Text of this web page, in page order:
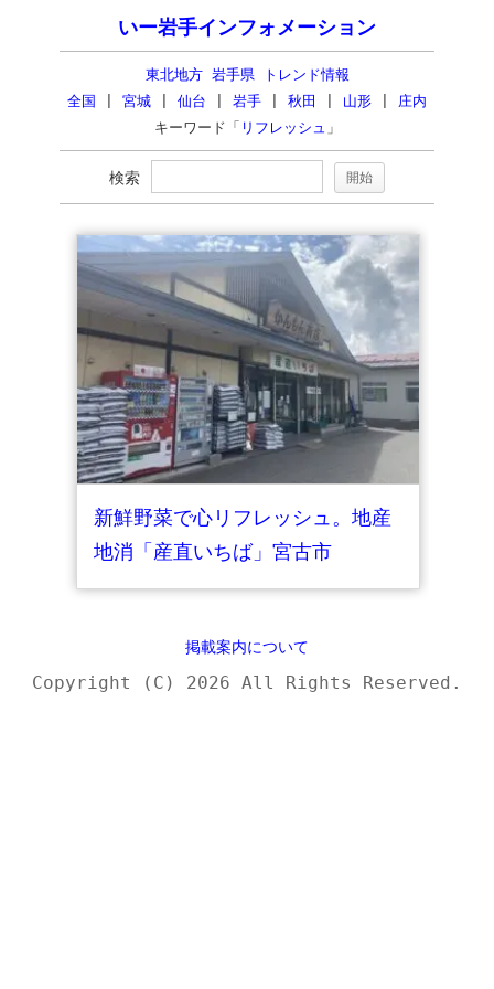
いー岩手インフォメーション
東北地方 岩手県 トレンド情報
全国
宮城 仙台 岩手 秋田 山形
庄内
キーワード「 リフレッシュ 」
検索
新鮮野菜で心リフレッシュ。地産
地消「産直いちば」宮古市
掲載案内について
Copyright (C) 2026 All Rights Reserved.